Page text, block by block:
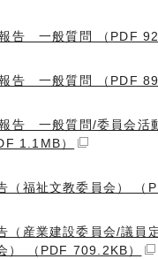
告 一般質問 （PDF
告 一般質問 （PDF
告 一般質問/委員会活
1.1MB）
（福祉文教委員会） （
（産業建設委員会/議員
） （PDF 709.2KB）